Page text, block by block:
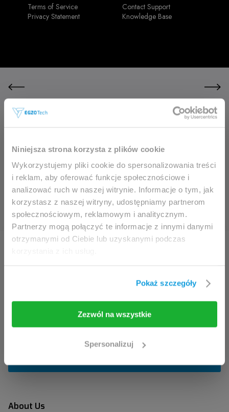
Niniejsza strona korzysta z plików cookie
Wykorzystujemy pliki cookie do spersonalizowania treści
i reklam, aby oferować funkcje społecznościowe i
analizować ruch w naszej witrynie. Informacje o tym, jak
korzystasz z naszej witryny, udostępniamy partnerom
społecznościowym, reklamowym i analitycznym.
Partnerzy mogą połączyć te informacje z innymi danymi
otrzymanymi od Ciebie lub uzyskanymi podczas
Pokaż szczegóły
Zezwól na wszystkie
Spersonalizuj
This website is intended for
professionals only.
Access to the page is available solely for clinicians
/ healthcare professionals.
By accessing this website, you hereby confirm that
you are eligible to browse its content.
Take me back
Terms of Service
Privacy Statement
Contact Support
Knowledge Base
modern rehabilitation!
Sign up for our newsletter and receive
knowledge and tips straight to your inbox.
About Us